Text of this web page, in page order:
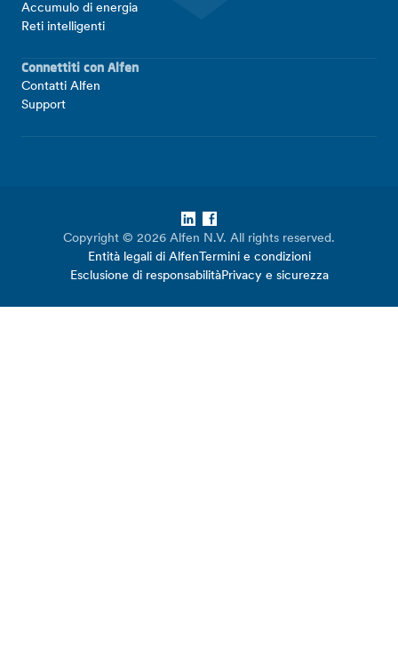
Accumulo di energia
Reti intelligenti
Connettiti con Alfen
Contatti Alfen
Support
Copyright © 2026 Alfen N.V. All rights reserved.
Entità legali di AlfenTermini e condizioni
Esclusione di responsabilitàPrivacy e sicurezza
LinkedIn